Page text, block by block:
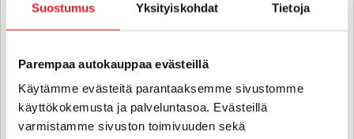
Suostumus Yksityiskohdat Tietoja
Parempaa autokauppaa evästeillä
Käytämme evästeitä parantaaksemme sivustomme
käyttökokemusta ja palveluntasoa. Evästeillä
varmistamme sivuston toimivuuden sekä